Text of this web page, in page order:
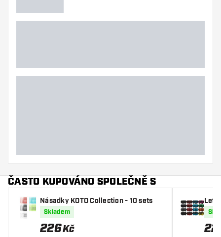
ČASTO KUPOVÁNO SPOLEČNĚ S
Násadky KOTO Collection - 10 sets
Skladem
226Kč
n